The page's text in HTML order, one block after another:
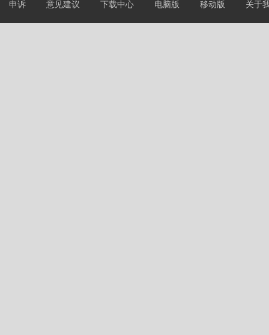
申诉 意见建议 下载中心 电脑版 移动版 关于